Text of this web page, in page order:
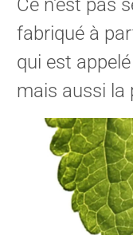
Ce n'est pas
fabriqué à
qui est
mais aussi la